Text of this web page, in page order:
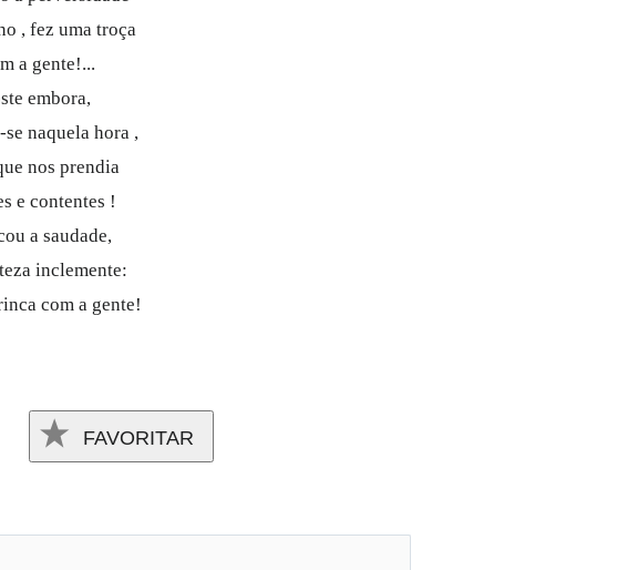
, fez uma troça
a gente!...
embora,
se naquela hora ,
nos prendia
e contentes !
a saudade,
inclemente:
com a gente!
FAVORITAR